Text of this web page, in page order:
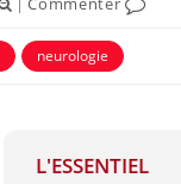
neurologie
L'ESSENTIEL